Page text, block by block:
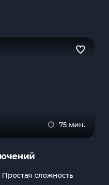
75 мин.
Простая сложность